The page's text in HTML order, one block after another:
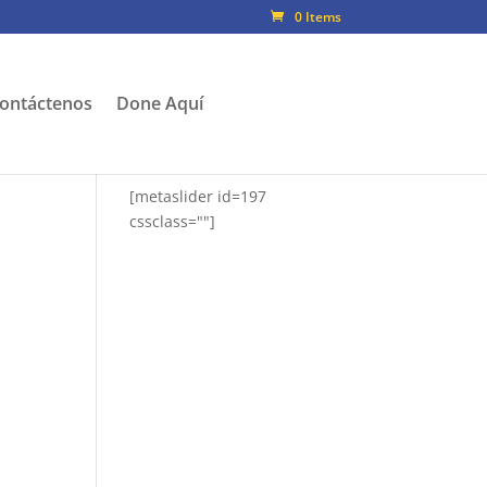
0 Items
Done Aquí
[metaslider id=197
cssclass=""]